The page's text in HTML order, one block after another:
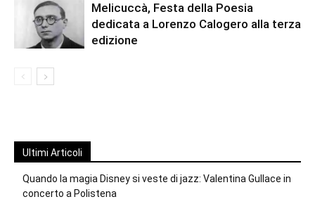
Melicuccà, Festa della Poesia
dedicata a Lorenzo Calogero alla terza
edizione
Ultimi Articoli
Quando la magia Disney si veste di jazz: Valentina Gullace in
concerto a Polistena